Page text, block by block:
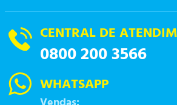
CENTRAL DE
0800 200 3566
WHATSAPP